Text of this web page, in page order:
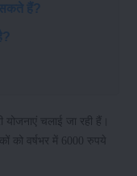
सकते हैं?
चलाई जा रही हैं।
को वर्षभर में 6000 रुपये